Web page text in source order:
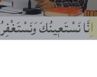
KISA SOHBETLER
NAMAZ MÜ'MİNİN
MİRACIDIR